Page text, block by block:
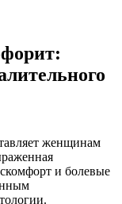
женщинам
и болевые